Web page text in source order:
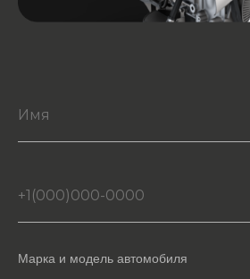
Марка и модель автомобиля